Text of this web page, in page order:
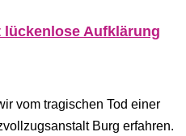
Aufklärung
vom tragischen Tod einer
Burg erfahren.